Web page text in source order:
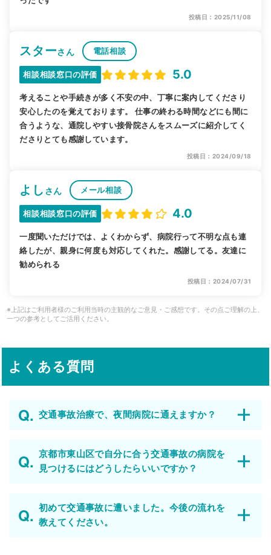
投稿日：2025/11/08
スターさん 電話相談
相談相談窓口の評価 5.0
考えることや手続きが多く不安の中、丁寧に案内してくださり
安心したのを覚えております。 仕事の終わる時間などにも間に
合うような、通院しやすい接骨院さんをスムーズに紹介してく
ださりとても感謝しています。
投稿日：2024/09/18
よし さん メール相談
相談相談窓口の評価 4.0
一度聞いただけでは、よくわからず、病院行って不明な点も連
絡したが、親身に何度も対応してくれた。感謝してる。友達に
勧められる
投稿日：2024/07/31
※上記はご利用者様のご利用当時の主観的なご意見・ご感想です。その点ご理解の上、
一つの参考としてご活用ください。
よくある質問
交通事故治療で、夜間病院に通えますか？
京都市東山区で自分に合う交通事故の病院を
見つけるにはどうしたらいいですか？
初めて交通事故に遭いました。今後の流れを
教えてください。